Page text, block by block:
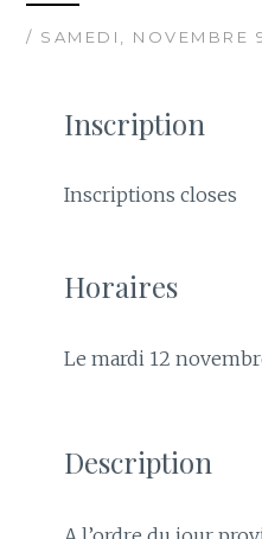
/ SAMEDI, NOVEMBRE
Inscription
Inscriptions closes
Horaires
Le mardi 12
Description